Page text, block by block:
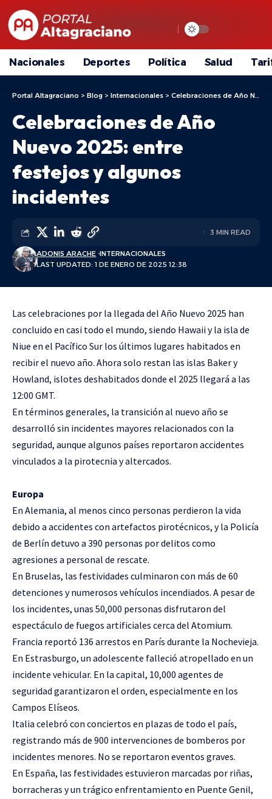
Nacionales Deportes Política Salud
Portal Altagraciano > Blog > Internacionales > Celebraciones de Año Nuevo 2025: entre festejos y algunos incidentes
Celebraciones de Año
Nuevo 2025: entre
festejos y algunos
incidentes
LAST UPDATED: 1 DE ENERO DE 2025 12:38
ADONIS ARACHE INTERNACIONALES
3 MIN READ
Las celebraciones por la llegada del Año Nuevo 2025 han
concluido en casi todo el mundo, siendo Hawaii y la isla de
Niue en el Pacífico Sur los últimos lugares habitados en
recibir el nuevo año. Ahora solo restan las islas Baker y
Howland, islotes deshabitados donde el 2025 llegará a las
12:00 GMT.
En términos generales, la transición al nuevo año se
desarrolló sin incidentes mayores relacionados con la
seguridad, aunque algunos países reportaron accidentes
vinculados a la pirotecnia y altercados.
Europa
En Alemania, al menos cinco personas perdieron la vida
debido a accidentes con artefactos pirotécnicos, y la Policía
de Berlín detuvo a 390 personas por delitos como
agresiones a personal de rescate.
En Bruselas, las festividades culminaron con más de 60
detenciones y numerosos vehículos incendiados. A pesar de
los incidentes, unas 50,000 personas disfrutaron del
espectáculo de fuegos artificiales cerca del Atomium.
Francia reportó 136 arrestos en París durante la Nochevieja.
En Estrasburgo, un adolescente falleció atropellado en un
incidente vehicular. En la capital, 10,000 agentes de
seguridad garantizaron el orden, especialmente en los
Campos Elíseos.
Italia celebró con conciertos en plazas de todo el país,
registrando más de 900 intervenciones de bomberos por
incidentes menores. No se reportaron eventos graves.
En España, las festividades estuvieron marcadas por riñas,
borracheras y un trágico enfrentamiento en Puente Genil,